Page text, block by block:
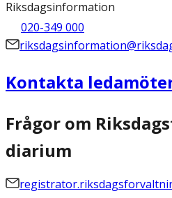
Riksdagsinformation
020-349 000
Kontakta
Frågor om
diarium